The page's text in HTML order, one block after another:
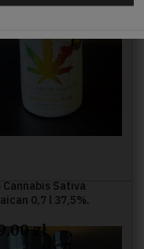
Cannabis Sativa
0,7 l 37,5%.
zł